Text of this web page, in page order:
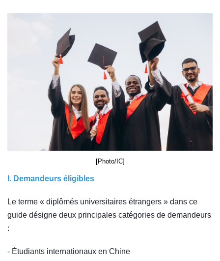
[Photo/IC]
I. Demandeurs éligibles
Le terme « diplômés universitaires étrangers » dans ce
guide désigne deux principales catégories de demandeurs
:
- Étudiants internationaux en Chine